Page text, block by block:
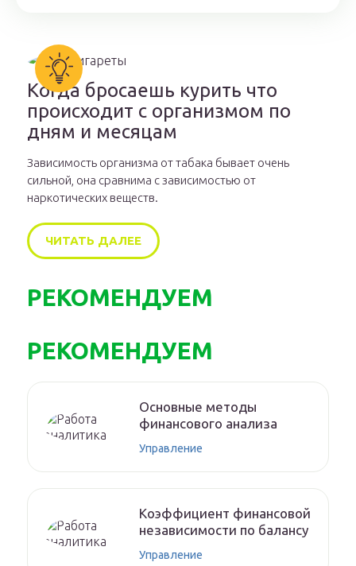
Когда бросаешь курить что
происходит с организмом по
дням и месяцам
Зависимость организма от табака бывает очень
сильной, она сравнима с зависимостью от
наркотических веществ.
ЧИТАТЬ ДАЛЕЕ
РЕКОМЕНДУЕМ
РЕКОМЕНДУЕМ
Основные методы
финансового анализа
Управление
Коэффициент финансовой
независимости по балансу
Управление